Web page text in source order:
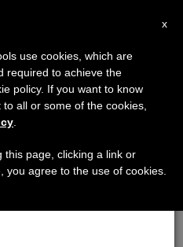
×
haremos la pausa
el periodo de verano
y también el
x
use cookies, which are
required to achieve the
policy. If you want to know
all or some of the cookies,
this page, clicking a link or
you agree to the use of cookies.